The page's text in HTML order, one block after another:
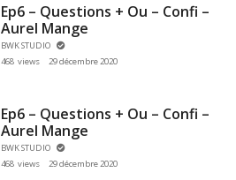
Ep6 – Questions + Ou – Confi –
Aurel Mange
BWK STUDIO
468 views
29 décembre 2020
Ep6 – Questions + Ou – Confi –
Aurel Mange
BWK STUDIO
468 views
29 décembre 2020